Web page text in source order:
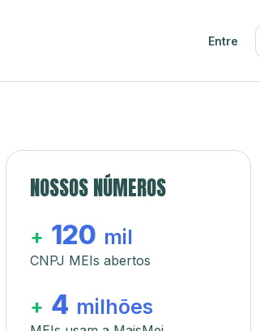
Entre
NOSSOS NÚMEROS
+ 120 mil
CNPJ MEIs abertos
+ 4 milhões